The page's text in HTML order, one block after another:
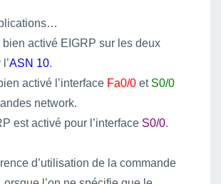
activé EIGRP sur les deux
ASN 10.
activé l’interface Fa0/0 et S0/0
network.
est activé pour l’interface S0/0.
d’utilisation de la commande